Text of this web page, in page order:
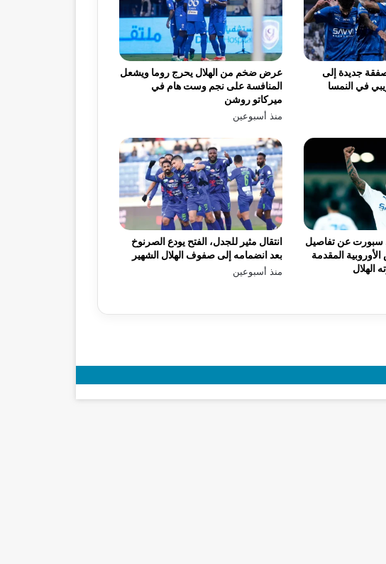
عرض ضخم من الهلال يحرج روما ويشعل
المنافسة على نجم وست هام في
ميركاتو روشن
منذ أسبوعين
صفقة جديدة إلى
في النمسا
انتقال مثير للجدل، الفتح يودع الصرنوخ
بعد انضمامه إلى صفوف الهلال الشهير
منذ أسبوعين
عن تفاصيل
المقدمة
الهلال